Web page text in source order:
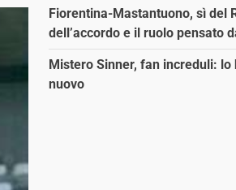
Fiorentina-Mastantuono, sì del
dell’accordo e il ruolo pensato
Mistero Sinner, fan increduli: lo
nuovo